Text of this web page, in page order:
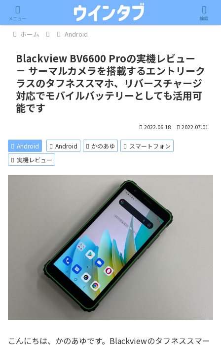
記事内に広告が含まれています。
ホーム Android
Blackview BV6600 Proの実機レビュー
－ サーマルカメラを搭載するエントリーク
ラスのタフネススマホ、リバースチャージ
対応でモバイルバッテリーとしても活用可
能です
2022.06.18 2022.07.01
Android Android かのあゆ
スマートフォン
実機レビュー
こんにちは、かのあゆです。Blackviewのタフネススマー
メニュー 検索